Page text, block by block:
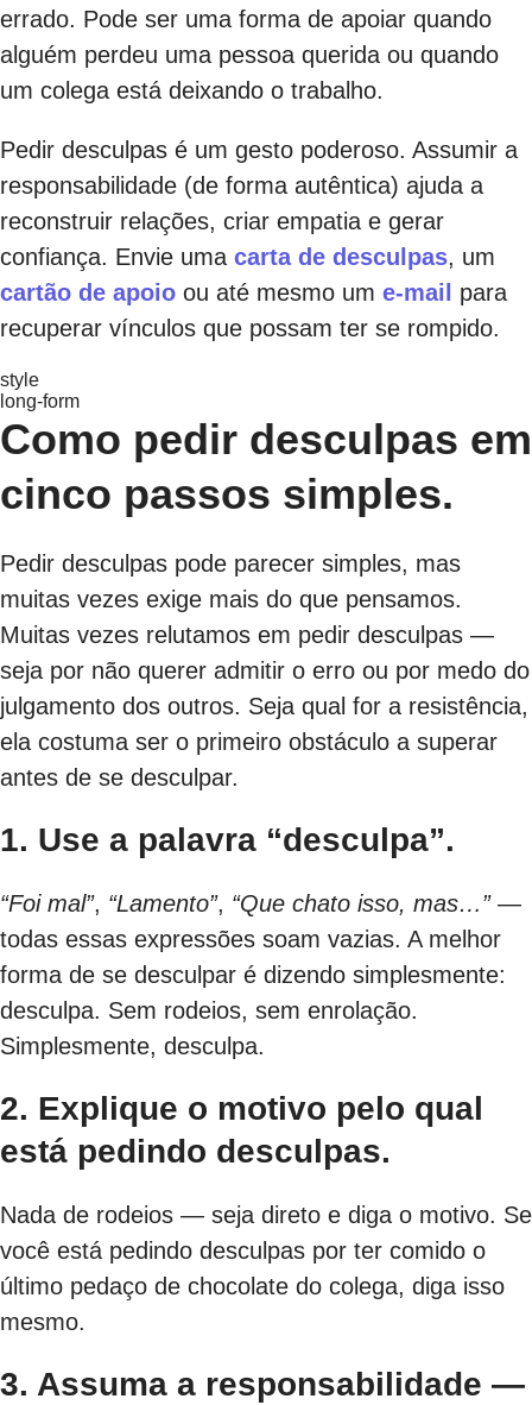
errado. Pode ser uma forma de apoiar quando
alguém perdeu uma pessoa querida ou quando
um colega está deixando o trabalho.
Pedir desculpas é um gesto poderoso. Assumir a
responsabilidade (de forma autêntica) ajuda a
reconstruir relações, criar empatia e gerar
confiança. Envie uma carta de desculpas, um
cartão de apoio ou até mesmo um e-mail
para
recuperar vínculos que possam ter se rompido.
style
long-form
Como pedir desculpas em
cinco passos simples.
Pedir desculpas pode parecer simples, mas
muitas vezes exige mais do que pensamos.
Muitas vezes relutamos em pedir desculpas —
seja por não querer admitir o erro ou por medo do
julgamento dos outros. Seja qual for a resistência,
ela costuma ser o primeiro obstáculo a superar
antes de se desculpar.
1. Use a palavra “desculpa”.
“Foi mal”, “Lamento”, “Que chato isso, mas…”—
todas essas expressões soam vazias. A melhor
forma de se desculpar é dizendo simplesmente:
desculpa. Sem rodeios, sem enrolação.
Simplesmente, desculpa.
2. Explique o motivo pelo qual
está pedindo desculpas.
Nada de rodeios — seja direto e diga o motivo. Se
você está pedindo desculpas por ter comido o
último pedaço de chocolate do colega, diga isso
mesmo.
3. Assuma a responsabilidade —